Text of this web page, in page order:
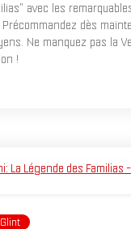
avec les
Précommandez dès
Ne manquez pas la
!